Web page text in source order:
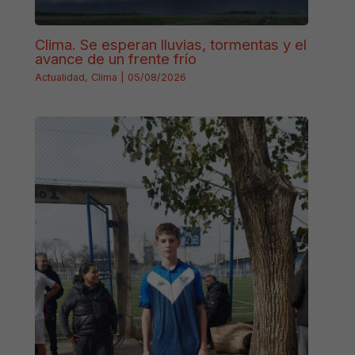
Clima. Se esperan lluvias, tormentas y el
avance de un frente frío
Actualidad, Clima 05/08/2026